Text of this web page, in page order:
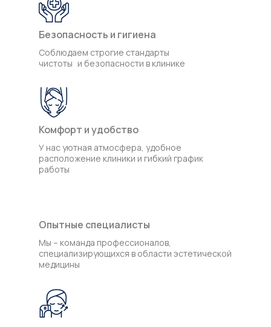
Мы – команда профессионалов,
специализирующихся в области эстетической
медицины
Опытные специалисты
Соблюдаем строгие стандарты
чистоты и безопасности в клинике
Безопасность и гигиена
У нас уютная атмосфера, удобное
расположение клиники и гибкий график
работы
Комфорт и удобство